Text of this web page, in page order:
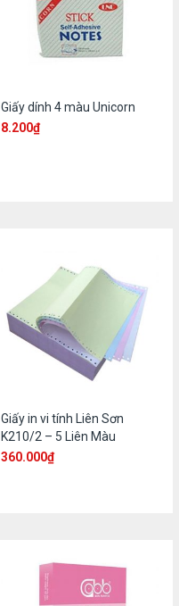
Giấy dính 4 màu Unicorn
8.200₫
Giấy in vi tính Liên Sơn
K210/2 – 5 Liên Màu
360.000₫